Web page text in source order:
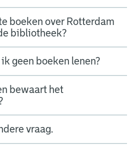
boeken over Rotterdam
bibliotheek?
geen boeken lenen?
bewaart het
vraag.